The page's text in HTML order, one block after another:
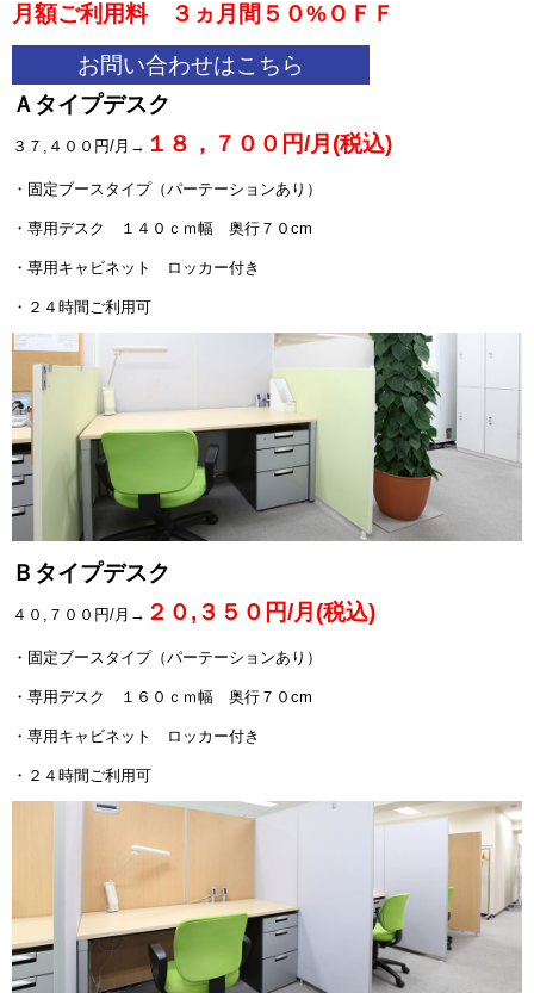
月額ご利用料 ３ヵ月 間５０%ＯＦＦ
お問い合わせはこちら
Ａタイプデスク
３７, ４００円/月→ １８，７００円/月(税込)
・固定ブースタイプ（パーテーションあり）
・専用デスク １４０ｃｍ幅 奥行７０cm
・専用キャビネット ロッカー付き
・２４時間ご利用可
Ｂタイプデスク
４０,７００円/月→ ２０,３５０円/月(税込)
・固定ブースタイプ（パーテーションあり）
・専用デスク １６０ｃｍ幅 奥行７０cm
・専用キャビネット ロッカー付き
・２４時間ご利用可